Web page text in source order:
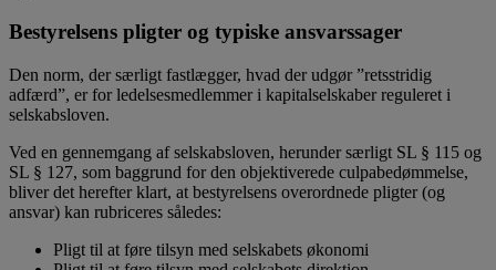
Bestyrelsens pligter og typiske ansvarssager
Den norm, der særligt fastlægger, hvad der udgør ”retsstridig
adfærd”, er for ledelsesmedlemmer i kapitalselskaber reguleret i
selskabsloven.
Ved en gennemgang af selskabsloven, herunder særligt SL § 115 og
SL § 127, som baggrund for den objektiverede culpabedømmelse,
bliver det herefter klart, at bestyrelsens overordnede pligter (og
ansvar) kan rubriceres således:
Pligt til at føre tilsyn med selskabets økonomi